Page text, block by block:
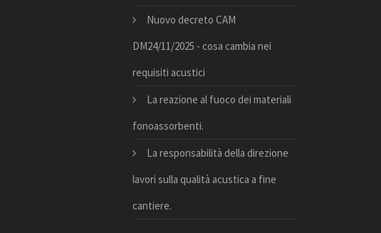
Nuovo decreto CAM
DM24/11/2025 - cosa cambia nei
requisiti acustici
La reazione al fuoco dei materiali
fonoassorbenti.
La responsabilità della direzione
lavori sulla qualità acustica a fine
cantiere.